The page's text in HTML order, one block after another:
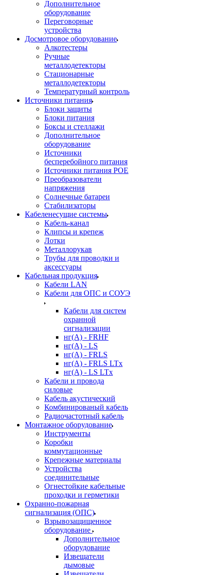
Дополнительное
оборудование
Переговорные
устройства
Досмотровое оборудование
Алкотестеры
Ручные
металлодетекторы
Стационарные
металлодетекторы
Температурный контроль
Источники питания
Блоки защиты
Блоки питания
Боксы и стеллажи
Дополнительное
оборудование
Источники
бесперебойного питания
Источники питания POE
Преобразователи
напряжения
Солнечные батареи
Стабилизаторы
Кабеленесущие системы
Кабель-канал
Клипсы и крепеж
Лотки
Металлорукав
Трубы для проводки и
аксессуары
Кабельная продукция
Кабели LAN
Кабели для ОПС и СОУЭ
Кабели для систем
охранной
сигнализации
нг(A) - FRHF
нг(A) - LS
нг(А) - FRLS
нг(А) - FRLS LTx
нг(А) - LS LTx
Кабели и провода
силовые
Кабель акустический
Комбинированый кабель
Радиочастотный кабель
Монтажное оборудование
Инструменты
Коробки
коммутационные
Крепежные материалы
Устройства
соединительные
Огнестойкие кабельные
проходки и герметики
Охранно-пожарная
сигнализация (ОПС)
Взрывозащищенное
оборудование
Дополнительное
оборудование
Извещатели
дымовые